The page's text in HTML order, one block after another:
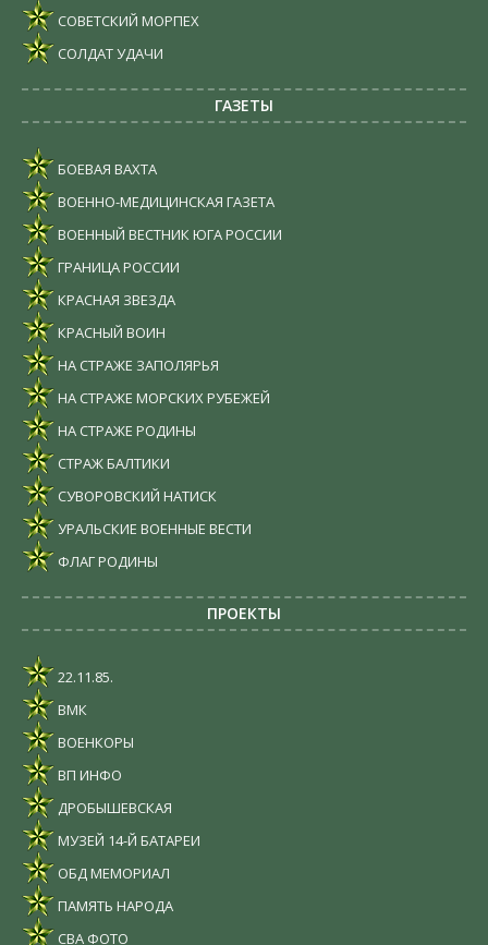
СОВЕТСКИЙ МОРПЕХ
СОЛДАТ УДАЧИ
ГАЗЕТЫ
БОЕВАЯ ВАХТА
ВОЕННО-МЕДИЦИНСКАЯ ГАЗЕТА
ВОЕННЫЙ ВЕСТНИК ЮГА РОССИИ
ГРАНИЦА РОССИИ
КРАСНАЯ ЗВЕЗДА
КРАСНЫЙ ВОИН
НА СТРАЖЕ ЗАПОЛЯРЬЯ
НА СТРАЖЕ МОРСКИХ РУБЕЖЕЙ
НА СТРАЖЕ РОДИНЫ
СТРАЖ БАЛТИКИ
СУВОРОВСКИЙ НАТИСК
УРАЛЬСКИЕ ВОЕННЫЕ ВЕСТИ
ФЛАГ РОДИНЫ
ПРОЕКТЫ
22.11.85.
ВМК
ВОЕНКОРЫ
ВП ИНФО
ДРОБЫШЕВСКАЯ
МУЗЕЙ 14-Й БАТАРЕИ
ОБД МЕМОРИАЛ
ПАМЯТЬ НАРОДА
СВА ФОТО